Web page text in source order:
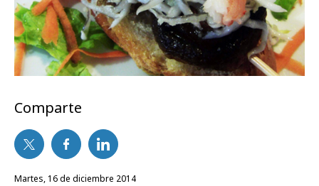
Comparte
martes, 16 de diciembre 2014